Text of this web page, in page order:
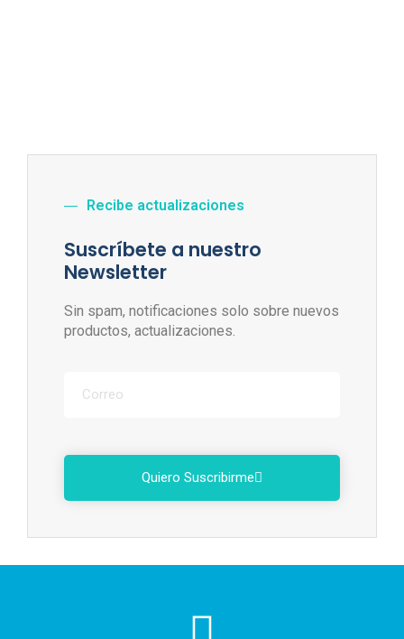
Recibe actualizaciones
Suscríbete a nuestro
Newsletter
Sin spam, notificaciones solo sobre nuevos
productos, actualizaciones.
Quiero Suscribirme